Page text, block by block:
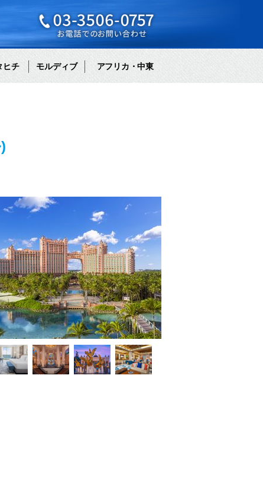
ヒチ モルディブ アフリカ・中東